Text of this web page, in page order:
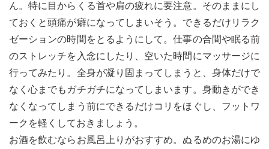
ん。特に目からくる首や肩の疲れに要注意。そのままにし
ておくと頭痛が癖になってしまいそう。できるだけリラク
ゼーションの時間をとるようにして。仕事の合間や眠る前
のストレッチを入念にしたり、空いた時間にマッサージに
行ってみたり。全身が凝り固まってしまうと、身体だけで
なく心までもガチガチになってしまいます。身動きができ
なくなってしまう前にできるだけコリをほぐし、フットワ
ークを軽くしておきましょう。
お酒を飲むならお風呂上りがおすすめ。ぬるめのお湯にゆ